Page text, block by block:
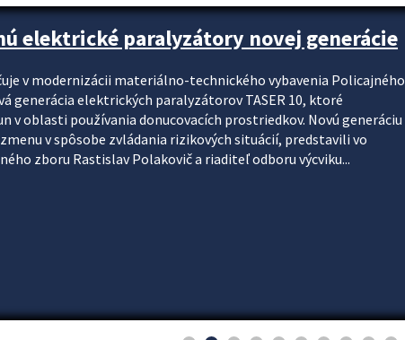
elektrické paralyzátory novej generácie
v modernizácii materiálno-technického vybavenia Policajného
generácia elektrických paralyzátorov TASER 10, ktoré
v oblasti používania donucovacích prostriedkov. Novú generáciu
v spôsobe zvládania rizikových situácií, predstavili vo
zboru Rastislav Polakovič a riaditeľ odboru výcviku...